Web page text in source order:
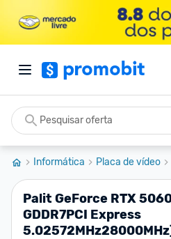
Informática Placa de vídeo
Palit GeForce RTX
GDDR7PCI Express